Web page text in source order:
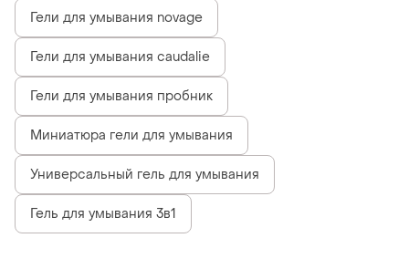
Гели для умывания novage
Гели для умывания caudalie
Гели для умывания пробник
Миниатюра гели для умывания
Универсальный гель для умывания
Гель для умывания 3в1